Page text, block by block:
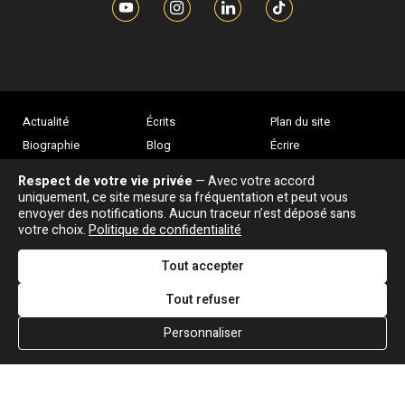
Actualité
Biographie
Discographie
Vidéographie
Concerts
Écrits
Blog
Pierre Goldman
JJG & moi
Qui est ?
Plan du site
Écrire
Crédits
complémentaires sur l’actualité de Jean-Jacques
Goldman,
Association "Parler d'sa vie" © Depuis 1997 - Tous droits réservés |
Respect de votre vie privée — Avec votre accord
uniquement, ce site mesure sa fréquentation et peut vous
envoyer des notifications. Aucun traceur n’est déposé sans
votre choix.Politique de confidentialité
Tout accepter
Tout refuser
Personnaliser